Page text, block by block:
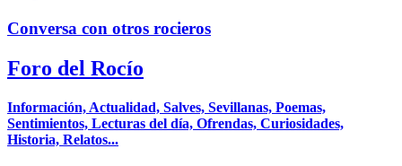
Conversa con otros rocieros
Foro del Rocío
Información, Actualidad, Salves, Sevillanas, Poemas,
Sentimientos, Lecturas del día, Ofrendas, Curiosidades,
Historia, Relatos...